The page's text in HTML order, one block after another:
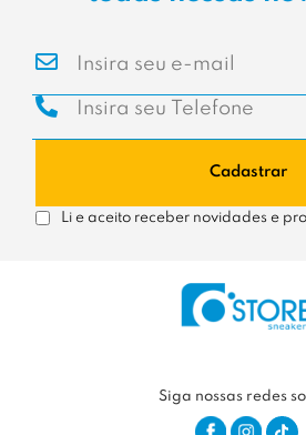
Cadastrar
Li e aceito receber novidades e
Siga nossas redes